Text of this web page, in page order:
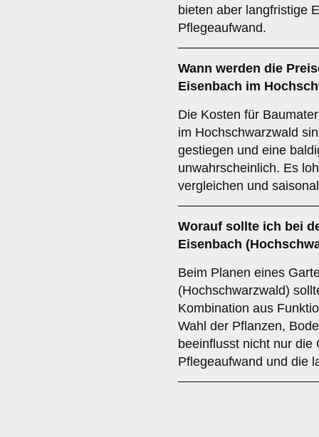
bieten aber langfristige
Pflegeaufwand.
Wann werden die
Eisenbach im
Die Kosten für
im Hochschwarzwald
gestiegen und eine
unwahrscheinlich. Es
vergleichen und
Worauf sollte ich bei
Eisenbach
Beim Planen eines
(Hochschwarzwald)
Kombination aus
Wahl der Pflanzen,
beeinflusst nicht nur die
Pflegeaufwand und die